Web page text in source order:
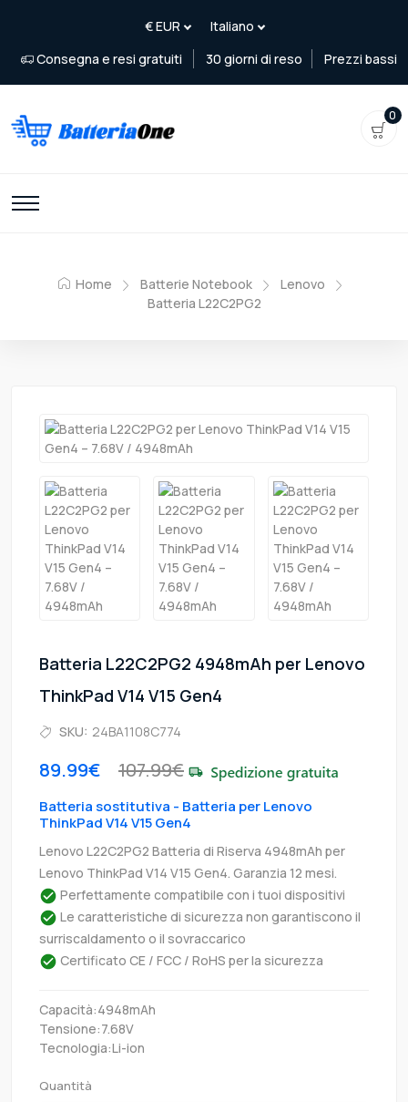
Consegna e resi gratuiti 30 giorni di reso Prezzi bassi
0
Home Batterie Notebook
Lenovo
Batteria L22C2PG2
Batteria L22C2PG2 4948mAh per Lenovo
ThinkPad V14 V15 Gen4
SKU: 24BA1108C774
89.99€ 107.99€
Batteria sostitutiva - Batteria per Lenovo
ThinkPad V14 V15 Gen4
Lenovo L22C2PG2 Batteria di Riserva 4948mAh per
Lenovo ThinkPad V14 V15 Gen4. Garanzia 12 mesi.
Perfettamente compatibile con i tuoi dispositivi
Le caratteristiche di sicurezza non garantiscono il
surriscaldamento o il sovraccarico
Certificato CE / FCC / RoHS per la sicurezza
Capacità:4948mAh
Tensione:7.68V
Tecnologia:Li-ion
Quantità